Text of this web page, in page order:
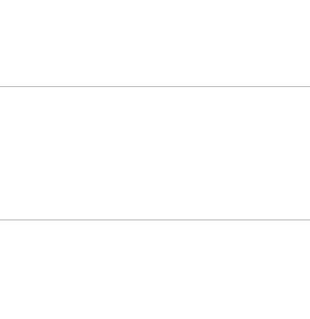
السماء غير المروَّضة)
يبدو مسيطرًا، إذ هي كلها تنطلق من واقع ندرك ونعرفه جيدًا،
مواجهة الخوف والعزلة والوحدة.
وإصبعان) و(هي وهو قصة عن البناء والهدم) تنتقلان بنا إلى
الخارجي، وهناك يظهر ارتباكها بين الوصف الجسدي للرجل
وأخرى تطفو على الماء!